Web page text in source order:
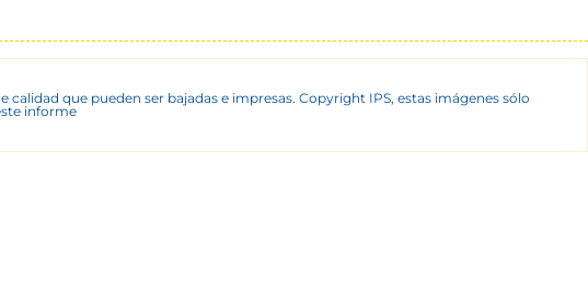
calidad que pueden ser bajadas e impresas. Copyright IPS, estas imágenes sólo
informe